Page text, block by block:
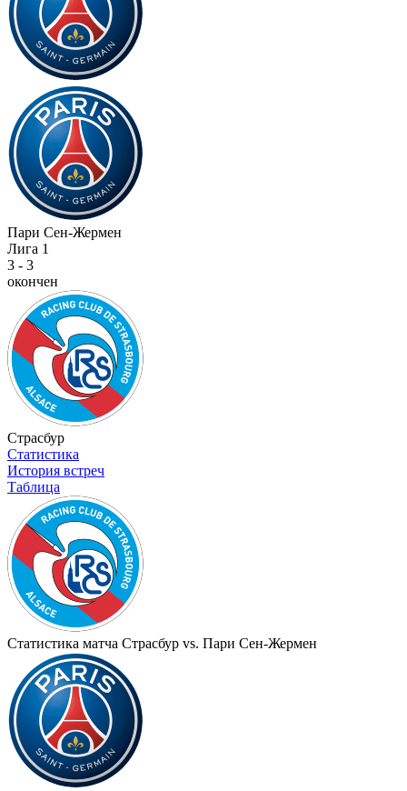
Пари Сен-Жермен
Лига 1
3 - 3
окончен
Страсбур
Статистика
История встреч
Таблица
Статистика матча Страсбур vs. Пари Сен-Жермен